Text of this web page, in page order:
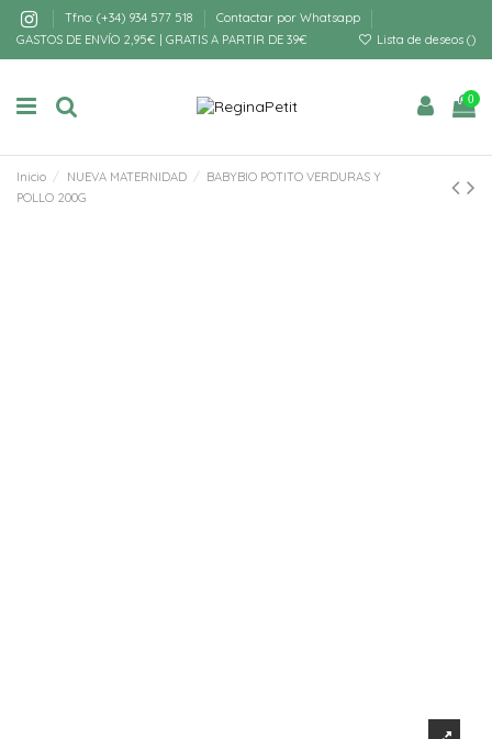
Tfno: (+34) 934 577 518
Contactar por Whatsapp
GASTOS DE ENVÍO 2,95€ | GRATIS A PARTIR DE 39€
Lista de deseos ()
0
Inicio NUEVA MATERNIDAD
BABYBIO POTITO VERDURAS Y
POLLO 200G